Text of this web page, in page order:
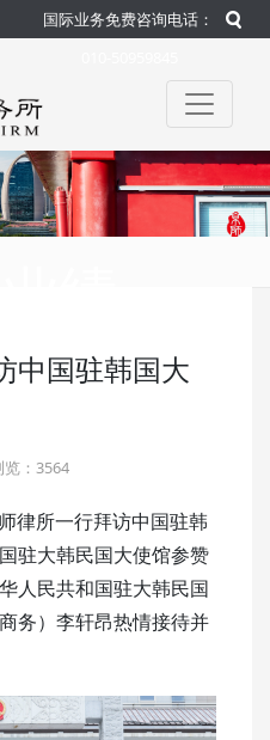
国际业务免费咨询电话：
666-001
中国驻韩国大
览：3564
律所一行拜访中国驻韩
驻大韩民国大使馆参赞
人民共和国驻大韩民国
务）李轩昂热情接待并